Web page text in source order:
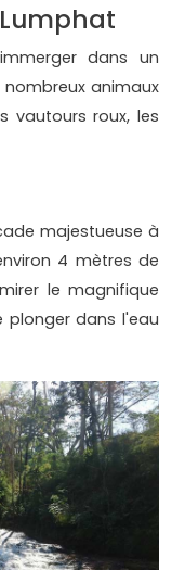
dans un
animaux
vautours roux, les
majestueuse à
4 mètres de
le magnifique
dans l'eau